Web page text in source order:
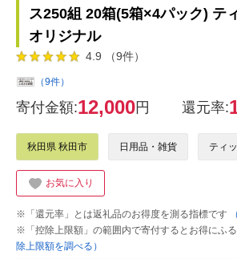
ス250組 20箱(5箱×4パック) テ
オリジナル
4.9 （9件）
（9件）
寄付金額:12,000円 還元率:
秋田県 秋田市 日用品・雑貨 ティ
お気に入り
※「還元率」とは返礼品のお得度を測る指標です
※「控除上限額」の範囲内で寄付するとお得にふ
除上限額を調べる）